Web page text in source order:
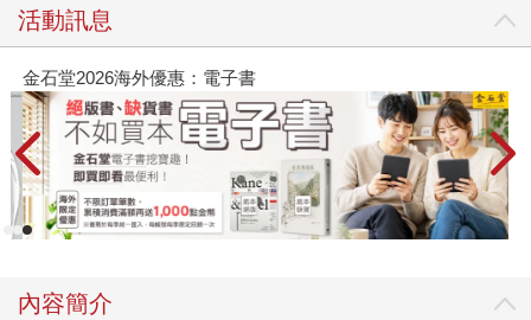
活動訊息
金石堂2026海外優惠：電子書
內容簡介